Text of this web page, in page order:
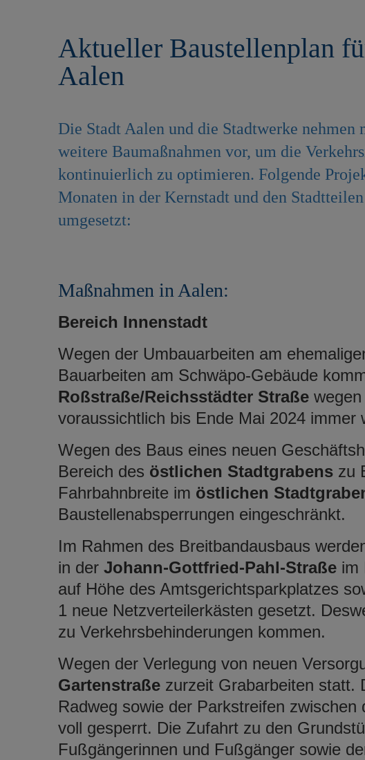
Aktueller Baustellenplan
Aalen
Die Stadt Aalen und die Stadtwerke nehmen
weitere Baumaßnahmen vor, um die
kontinuierlich zu optimieren. Folgende
Monaten in der Kernstadt und den
umgesetzt:
Maßnahmen in Aalen:
Bereich Innenstadt
Wegen der Umbauarbeiten am
Bauarbeiten am Schwäpo-Gebäude
Roßstraße/Reichsstädter Straßewegen
voraussichtlich bis Ende Mai 2024 immer
Wegen des Baus eines neuen
Bereich des östlichen Stadtgrabenszu
Fahrbahnbreite im östlichen
Baustellenabsperrungen eingeschränkt.
Im Rahmen des Breitbandausbaus
in der Johann-Gottfried-Pahl-Straßeim
auf Höhe des Amtsgerichtsparkplatzes
1 neue Netzverteilerkästen gesetzt.
zu Verkehrsbehinderungen kommen.
Wegen der Verlegung von neuen
Gartenstraßezurzeit Grabarbeiten statt.
Radweg sowie der Parkstreifen zwischen
voll gesperrt. Die Zufahrt zu den
Fußgängerinnen und Fußgänger sowie